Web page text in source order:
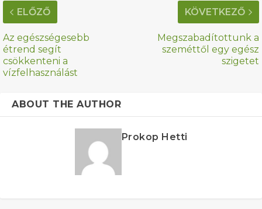
ELŐZŐ
Az egészségesebb
étrend segít
csökkenteni a
vízfelhasználást
KÖVETKEZŐ
Megszabadítottunk a
szeméttől egy egész
szigetet
ABOUT THE AUTHOR
Prokop Hetti